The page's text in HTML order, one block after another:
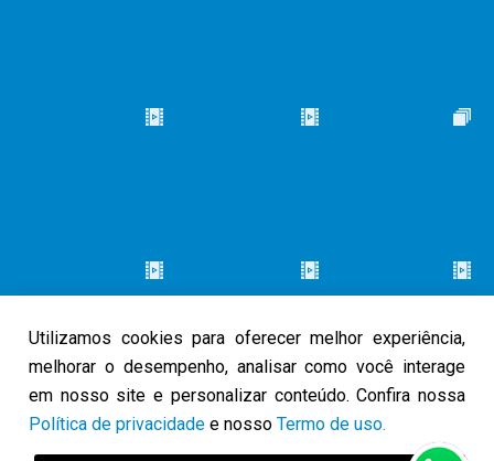
Utilizamos cookies para oferecer melhor experiência,
melhorar o desempenho, analisar como você interage
em nosso site e personalizar conteúdo. Confira nossa
Política de privacidade e nosso Termo de uso.
© 2026 Caminho do Louvor. Todos os direitos reservados.Política